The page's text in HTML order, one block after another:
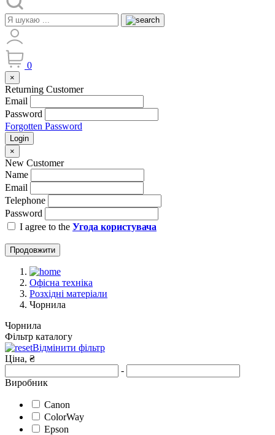
0
×
Returning Customer
Email
Password
Forgotten Password
Login
×
New Customer
Name
Email
Telephone
Password
I agree to the Угода користувача
Продовжити
Офісна техніка
Розхідні матеріали
Чорнила
Чорнила
Фільтр каталогу
Відмінити фільтр
Ціна, ₴
-
Виробник
Canon
ColorWay
Epson